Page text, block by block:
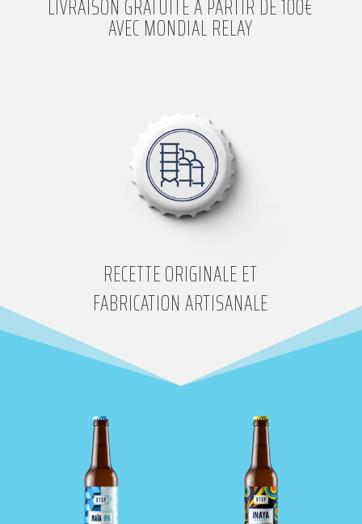
LIVRAISON GRATUITE À PARTIR DE 100€
AVEC MONDIAL RELAY
RECETTE ORIGINALE ET
FABRICATION ARTISANALE